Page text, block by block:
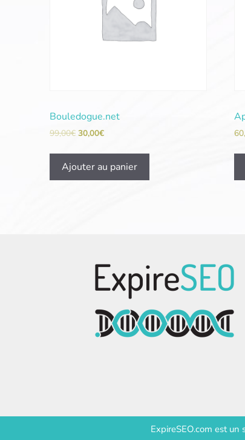
Bouledogue.net
99,00€ 30,00€
Ajouter au panier
ExpireSEO.com est un